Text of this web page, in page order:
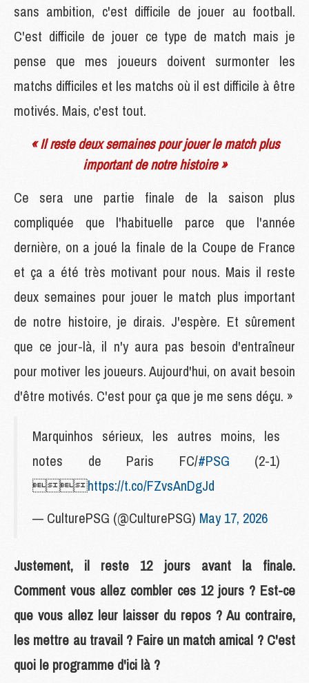
sans ambition, c'est difficile de jouer au football.
C'est difficile de jouer ce type de match mais je
pense que mes joueurs doivent surmonter les
matchs difficiles et les matchs où il est difficile à être
motivés. Mais, c'est tout.
« Il reste deux semaines pour jouer le match plus
important de notre histoire »
Ce sera une partie finale de la saison plus
compliquée que l'habituelle parce que l'année
dernière, on a joué la finale de la Coupe de France
et ça a été très motivant pour nous. Mais il reste
deux semaines pour jouer le match plus important
de notre histoire, je dirais. J'espère. Et sûrement
que ce jour-là, il n'y aura pas besoin d'entraîneur
pour motiver les joueurs. Aujourd'hui, on avait besoin
d'être motivés. C'est pour ça que je me sens déçu. »
Marquinhos sérieux, les autres moins, les
notes de Paris FC/#PSG (2-1)
https://t.co/FZvsAnDgJd
— CulturePSG (@CulturePSG) May 17, 2026
Justement, il reste 12 jours avant la finale.
Comment vous allez combler ces 12 jours ? Est-ce
que vous allez leur laisser du repos ? Au contraire,
les mettre au travail ? Faire un match amical ? C'est
quoi le programme d'ici là ?